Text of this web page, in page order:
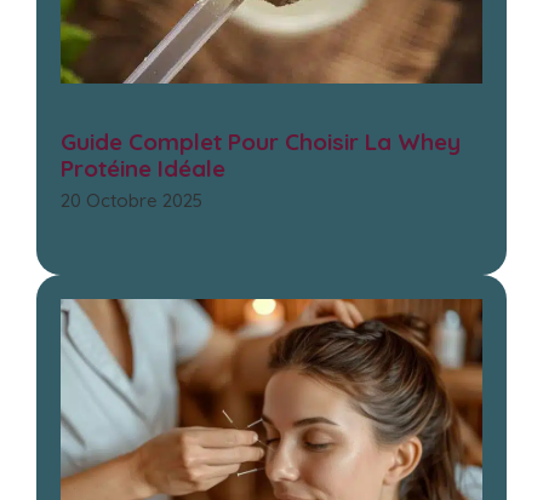
Guide Complet Pour Choisir La Whey
Protéine Idéale
20 Octobre 2025